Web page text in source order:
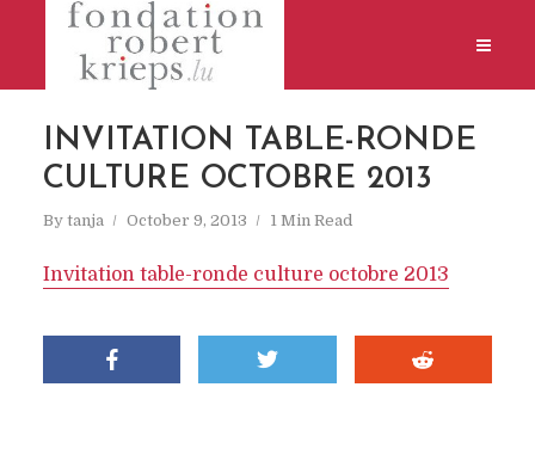
INVITATION TABLE-RONDE
CULTURE OCTOBRE 2013
By tanja October 9, 2013 1 Min Read
Invitation table-ronde culture octobre 2013